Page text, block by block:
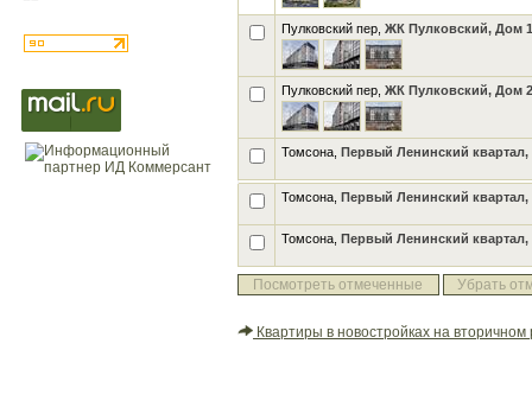
Пулковский пер, ЖК Пулковский, Дом 1
Пулковский пер, ЖК Пулковский, Дом 2
Томсона, Первый Ленинский квартал,
Томсона, Первый Ленинский квартал,
Томсона, Первый Ленинский квартал,
Посмотреть отмеченные Убрать
Квартиры в новостройках на вторичном